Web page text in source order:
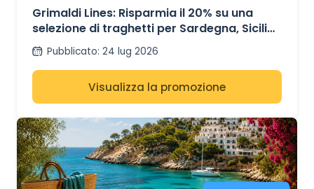
MEDITERRANEO
Grimaldi Lines: Risparmia il 20% su una
selezione di traghetti per Sardegna, Sicilia
e Spagna
Pubblicato: 24 lug 2026
Visualizza la promozione